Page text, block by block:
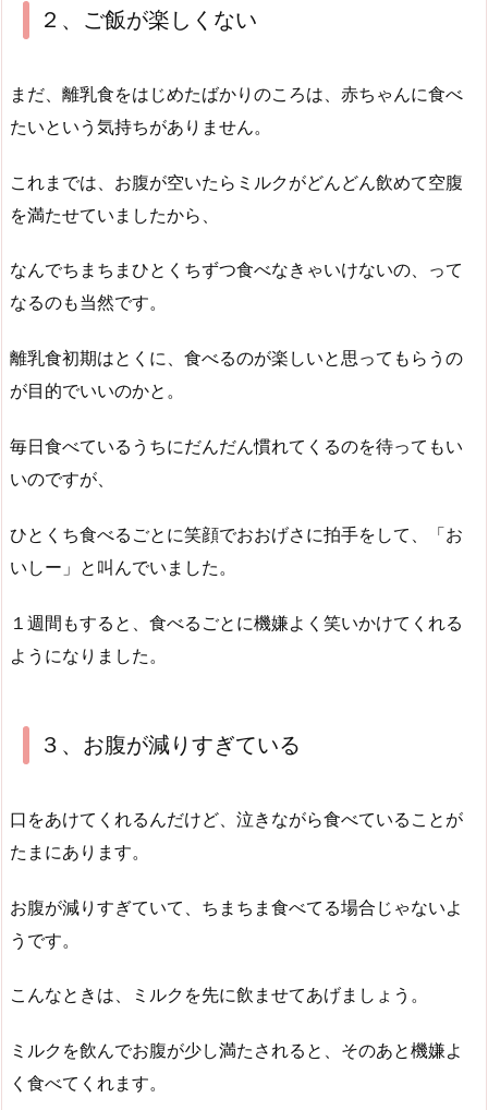
２、ご飯が楽しくない
まだ、離乳食をはじめたばかりのころは、赤ちゃんに食べ
たいという気持ちがありません。
これまでは、お腹が空いたらミルクがどんどん飲めて空腹
を満たせていましたから、
なんでちまちまひとくちずつ食べなきゃいけないの、って
なるのも当然です。
離乳食初期はとくに、食べるのが楽しいと思ってもらうの
が目的でいいのかと。
毎日食べているうちにだんだん慣れてくるのを待ってもい
いのですが、
ひとくち食べるごとに笑顔でおおげさに拍手をして、「お
いしー」と叫んでいました。
１週間もすると、食べるごとに機嫌よく笑いかけてくれる
ようになりました。
３、お腹が減りすぎている
口をあけてくれるんだけど、泣きながら食べていることが
たまにあります。
お腹が減りすぎていて、ちまちま食べてる場合じゃないよ
うです。
こんなときは、ミルクを先に飲ませてあげましょう。
ミルクを飲んでお腹が少し満たされると、そのあと機嫌よ
く食べてくれます。